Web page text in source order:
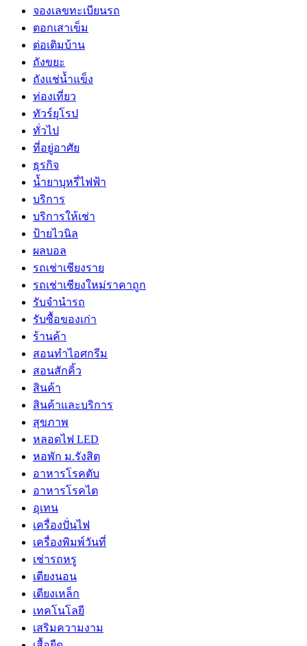
จองเลขทะเบียนรถ
ตอกเสาเข็ม
ต่อเติมบ้าน
ถังขยะ
ถังแช่น้ำแข็ง
ท่องเที่ยว
ทัวร์ยุโรป
ทั่วไป
ที่อยู่อาศัย
ธุรกิจ
น้ำยาบุหรี่ไฟฟ้า
บริการ
บริการให้เช่า
ป้ายไวนิล
ผลบอล
รถเช่าเชียงราย
รถเช่าเชียงใหม่ราคาถูก
รับจำนำรถ
รับซื้อของเก่า
ร้านค้า
สอนทำไอศกรีม
สอนสักคิ้ว
สินค้า
สินค้าและบริการ
สุขภาพ
หลอดไฟ LED
หอพัก ม.รังสิต
อาหารโรคตับ
อาหารโรคไต
อุเทน
เครื่องปั่นไฟ
เครื่องพิมพ์วันที่
เช่ารถหรู
เตียงนอน
เตียงเหล็ก
เทคโนโลยี
เสริมความงาม